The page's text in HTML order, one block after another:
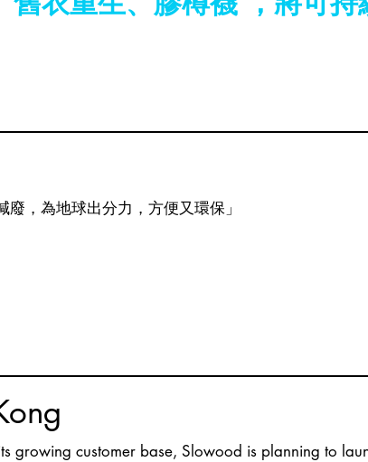
廢，為地球出分力，方便又環保」
growing customer base, Slowood is planning to